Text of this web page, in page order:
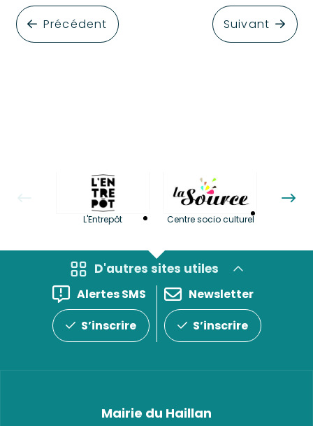
Précédent Suivant
L'Entrepôt Centre socio culturel
D'autres sites utiles
Alertes SMS
S’inscrire
Newsletter
S’inscrire
Mairie du Haillan